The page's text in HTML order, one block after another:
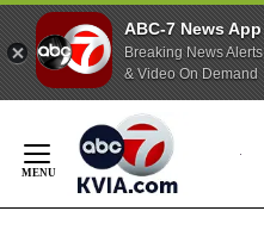
ABC-7 News App
Breaking News Alerts
& Video On Demand
Content